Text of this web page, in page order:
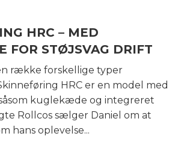
HRC – MED
FOR STØJSVAG DRIFT
række forskellige typer
HRC er en model med
kuglekæde og integreret
Rollcos sælger Daniel om at
hans oplevelse...